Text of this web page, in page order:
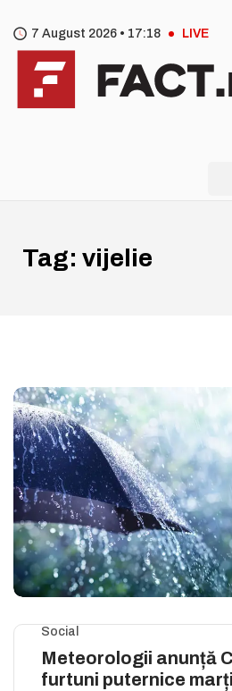
7 August 2026 • 17:18 LIVE
Tag: vijelie
Social
Meteorologii anunță
furtuni puternice